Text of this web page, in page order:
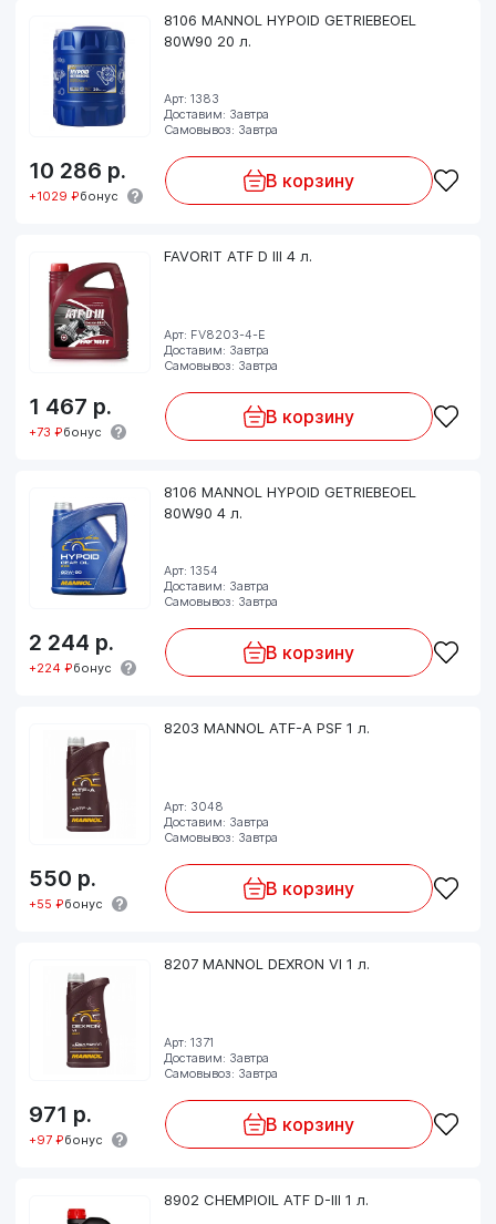
8106 MANNOL HYPOID GETRIEBEOEL
80W90 20 л.
Арт: 1383
Доставим: Завтра
Самовывоз: Завтра
10 286 р.
+1029 ₽бонус
В корзину
FAVORIT ATF D III 4 л.
Арт: FV8203-4-E
Доставим: Завтра
Самовывоз: Завтра
1 467 р.
+73 ₽бонус
В корзину
8106 MANNOL HYPOID GETRIEBEOEL
80W90 4 л.
Арт: 1354
Доставим: Завтра
Самовывоз: Завтра
2 244 р.
+224 ₽бонус
В корзину
8203 MANNOL ATF-A PSF 1 л.
Арт: 3048
Доставим: Завтра
Самовывоз: Завтра
550 р.
+55 ₽бонус
В корзину
8207 MANNOL DEXRON VI 1 л.
Арт: 1371
Доставим: Завтра
Самовывоз: Завтра
971 р.
+97 ₽бонус
В корзину
8902 CHEMPIOIL ATF D-III 1 л.